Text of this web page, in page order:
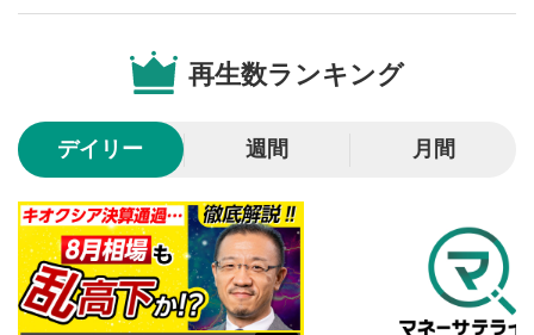
字幕は自動生成です。
スマートフォンで視聴の場合は画面右下の設定(歯車マーク)
より選択できます。
9
再生速度/画質の設定
画質の選択/再生速度の変更ができます。
スマートフォンで視聴の場合は画面右下の設定(歯車マーク)
より選択できます。
10
YouTubeリンク
クリックするとYouTubeサイトに移動します。
再生数ランキング
デイリー 週間 月間